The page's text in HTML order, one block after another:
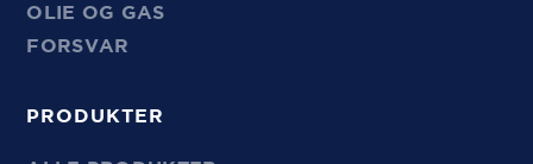
OLIE OG GAS
FORSVAR
PRODUKTER